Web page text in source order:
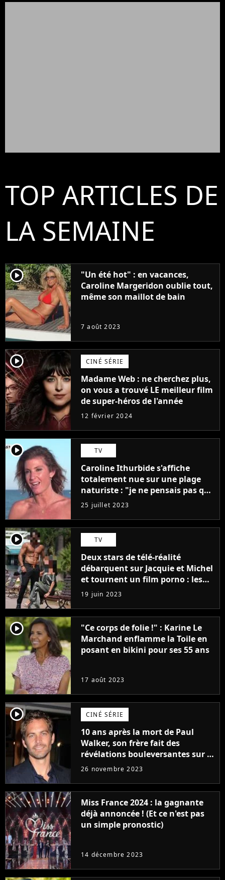
TOP ARTICLES DE
LA SEMAINE
player2
"Un été hot" : en vacances,
Caroline Margeridon oublie tout,
même son maillot de bain
7 août 2023
player2 CINÉ SÉRIE
Madame Web : ne cherchez plus,
on vous a trouvé LE meilleur film
de super-héros de l'année
12 février 2024
player2 TV
Caroline Ithurbide s'affiche
totalement nue sur une plage
naturiste : "je ne pensais pas que
j'arriverais à le faire..."
25 juillet 2023
player2 TV
Deux stars de télé-réalité
débarquent sur Jacquie et Michel
et tournent un film porno : les
premières images du tournage
(exclu)
19 juin 2023
player2
"Ce corps de folie !" : Karine Le
Marchand enflamme la Toile en
posant en bikini pour ses 55 ans
17 août 2023
player2 CINÉ SÉRIE
10 ans après la mort de Paul
Walker, son frère fait des
révélations bouleversantes sur la
réaction des acteurs de Fast and
26 novembre 2023
Miss France 2024 : la gagnante
déjà annoncée ! (Et ce n'est pas
un simple pronostic)
14 décembre 2023